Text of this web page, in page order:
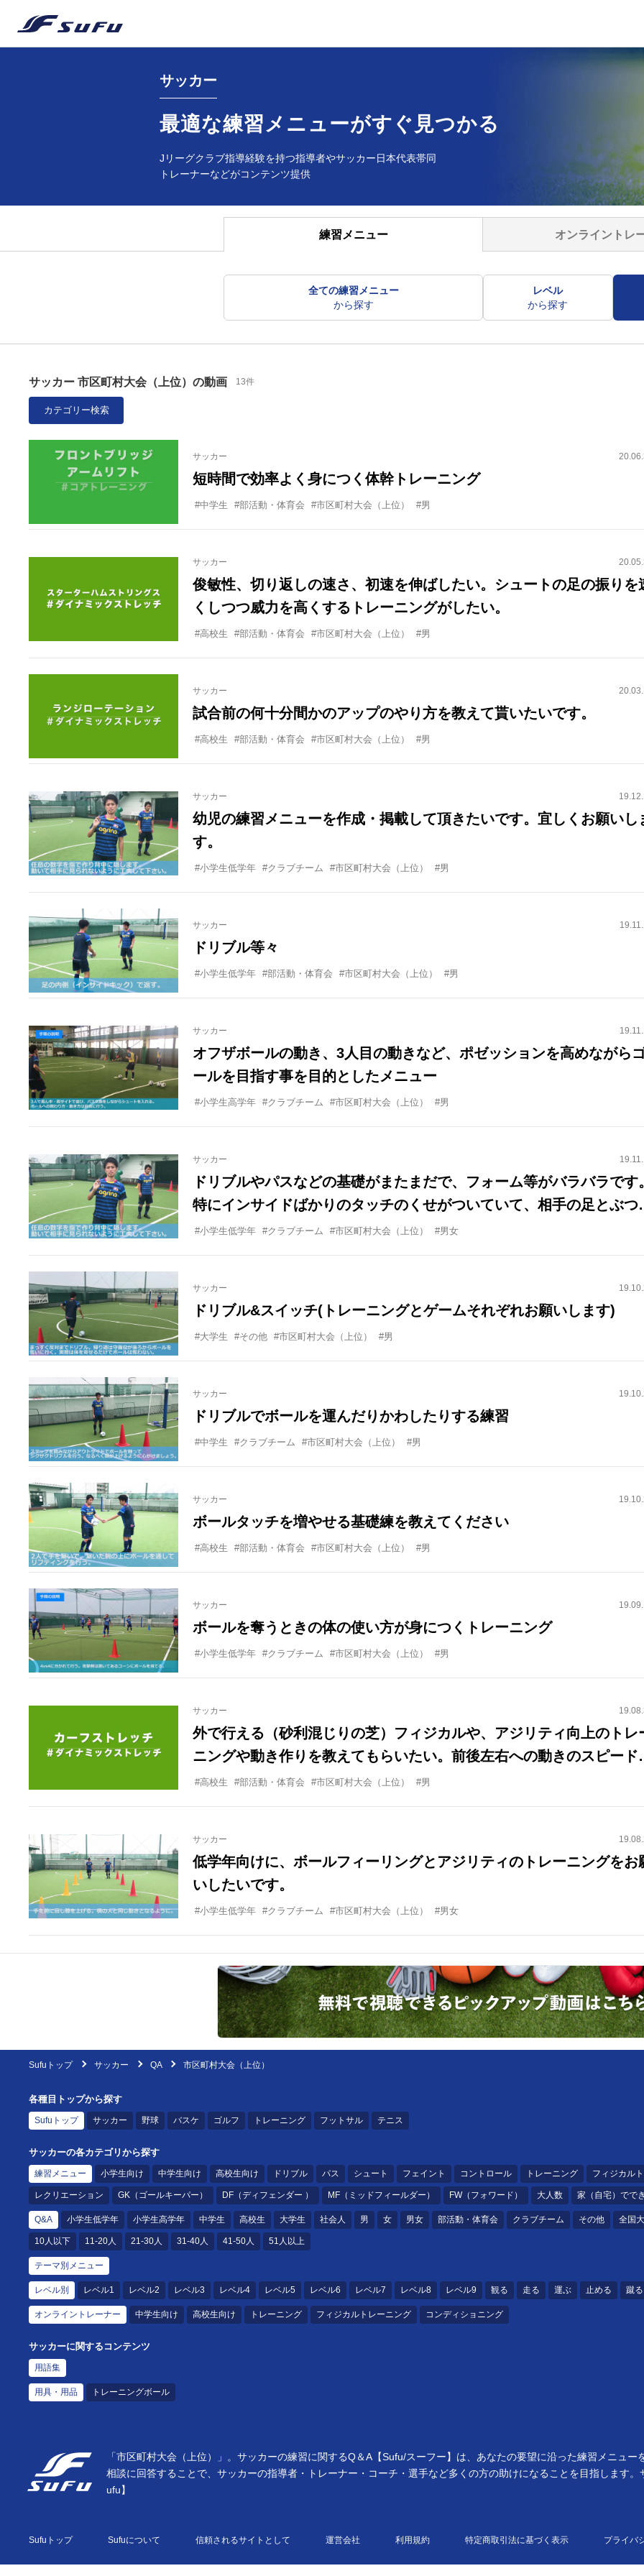
サッカー
最適な練習メニューがすぐ見つかる
Jリーグクラブ指導経験を持つ指導者やサッカー日本代表帯同
トレーナーなどがコンテンツ提供
練習メニュー オンライントレ
全ての練習メニュー
から探す
レベル
から探す
サッカー 市区町村大会（上位）の動画 13件
カテゴリー検索
サッカー
短時間で効率よく身につく体幹トレーニング
#中学生 #部活動・体育会 #市区町村大会（上位） #男
サッカー
俊敏性、切り返しの速さ、初速を伸ばしたい。シュートの足の振りを
くしつつ威力を高くするトレーニングがしたい。
#高校生 #部活動・体育会 #市区町村大会（上位） #男
サッカー
試合前の何十分間かのアップのやり方を教えて貰いたいです。
#高校生 #部活動・体育会 #市区町村大会（上位） #男
サッカー
幼児の練習メニューを作成・掲載して頂きたいです。宜しくお願いし
す。
#小学生低学年 #クラブチーム #市区町村大会（上位） #男
サッカー
ドリブル等々
#小学生低学年 #部活動・体育会 #市区町村大会（上位） #男
サッカー
オフザボールの動き、3人目の動きなど、ポゼッションを高めながら
ールを目指す事を目的としたメニュー
#小学生高学年 #クラブチーム #市区町村大会（上位） #男
サッカー
ドリブルやパスなどの基礎がまたまだで、フォーム等がバラバラです。
特にインサイドばかりのタッチのくせがついていて、相手の足とぶつ
ることも多く、アウトサイド(遠い足)でスペースに運ぶ等指導していま
#小学生低学年 #クラブチーム #市区町村大会（上位） #男女
サッカー
ドリブル&スイッチ(トレーニングとゲームそれぞれお願いします)
#大学生 #その他 #市区町村大会（上位） #男
サッカー
ドリブルでボールを運んだりかわしたりする練習
#中学生 #クラブチーム #市区町村大会（上位） #男
サッカー
ボールタッチを増やせる基礎練を教えてください
#高校生 #部活動・体育会 #市区町村大会（上位） #男
サッカー
ボールを奪うときの体の使い方が身につくトレーニング
#小学生低学年 #クラブチーム #市区町村大会（上位） #男
サッカー
外で行える（砂利混じりの芝）フィジカルや、アジリティ向上のトレ
ニングや動き作りを教えてもらいたい。前後左右への動きのスピード
化や、特に前方へのダッシュ力強化。時間は40分程度。
#高校生 #部活動・体育会 #市区町村大会（上位） #男
サッカー
低学年向けに、ボールフィーリングとアジリティのトレーニングをお
いしたいです。
#小学生低学年 #クラブチーム #市区町村大会（上位） #男女
Sufuトップ サッカー QA 市区町村大会（上位）
各種目トップから探す
Sufuトップ サッカー 野球 バスケ ゴルフ トレーニング フットサル テニス
サッカーの各カテゴリから探す
練習メニュー 小学生向け 中学生向け 高校生向け ドリブル パス シュート フェイント コントロール トレーニング フィジカル
レクリエーション GK（ゴールキーパー） DF（ディフェンダー ） MF（ミッドフィールダー） FW（フォワード） 大人数 家（自宅）でで
Q&A 小学生低学年 小学生高学年 中学生 高校生 大学生 社会人 男 女 男女 部活動・体育会 クラブチーム その他 全国
10人以下 11-20人 21-30人 31-40人 41-50人 51人以上
テーマ別メニュー
レベル別 レベル1 レベル2 レベル3 レベル4 レベル5 レベル6 レベル7 レベル8 レベル9 観る 走る 運ぶ 止める 蹴る
オンライントレーナー 中学生向け 高校生向け トレーニング フィジカルトレーニング コンディショニング
サッカーに関するコンテンツ
用語集
用具・用品 トレーニングボール
「市区町村大会（上位）」。サッカーの練習に関するQ＆A【Sufu/スーフー】は、あなたの要望に沿った練習メニュ
相談に回答することで、サッカーの指導者・トレーナー・コーチ・選手など多くの方の助けになることを目指します
ufu】
Sufuトップ Sufuについて 信頼されるサイトとして 運営会社 利用規約 特定商取引法に基づく表示 プライバ